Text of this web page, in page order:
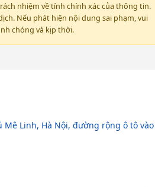
nhiệm về tính chính xác của thông tin.
Nếu phát hiện nội dung sai phạm, vui
chóng và kịp thời.
Mê Linh, Hà Nội, đường rộng ô tô vào